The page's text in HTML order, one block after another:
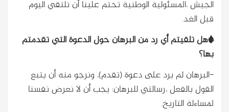
الجيش ،المسئولية الوطنية تحتم علينا أن نلتقي اليوم
قبل الغد.
*هل تلقيتم أي رد من البرهان حول الدعوة التي تقدمتم
بها؟
-البرهان لم يرد على دعوة (تقدم)، ونرجو منه أن يتبع
القول بالفعل ،رسالتي للبرهان: يجب أن لا نعرض نفسنا
لمساءلة التاريخ.